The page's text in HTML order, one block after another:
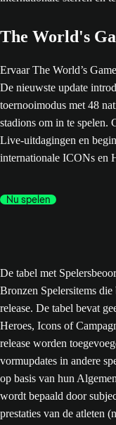
The World's
Ervaar The World’s
De nieuwste update
toernooimodus met 48
stadions om in te spelen.
Live-uitdagingen en
internationale ICONs en
Nu spelen
De tabel met
Bronzen Spelersitems
release. De tabel bevat
Heroes, Icons of
release worden
vormupdates in andere
op basis van hun
wordt bepaald door
prestaties van de atleten